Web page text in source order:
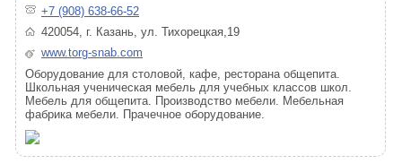
+7 (908) 638-66-52
420054, г. Казань, ул. Тихорецкая,19
www.torg-snab.com
Оборудование для столовой, кафе, ресторана общепита.
Школьная ученическая мебель для учебных классов школ.
Мебель для общепита. Производство мебели. Мебельная
фабрика мебели. Прачечное оборудование.